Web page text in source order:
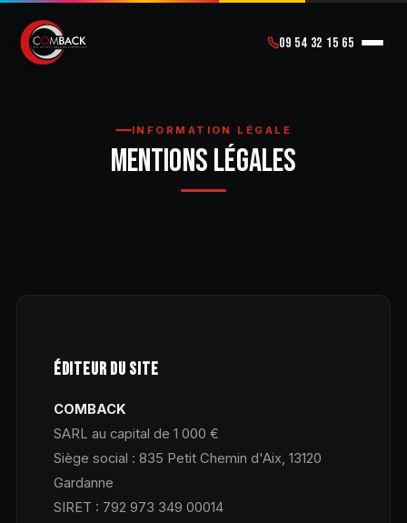
09 54 32 15 65
INFORMATION LÉGALE
MENTIONS LÉGALES
ÉDITEUR DU SITE
COMBACK
SARL au capital de 1 000 €
Siège social : 835 Petit Chemin d'Aix, 13120
Gardanne
SIRET : 792 973 349 00014